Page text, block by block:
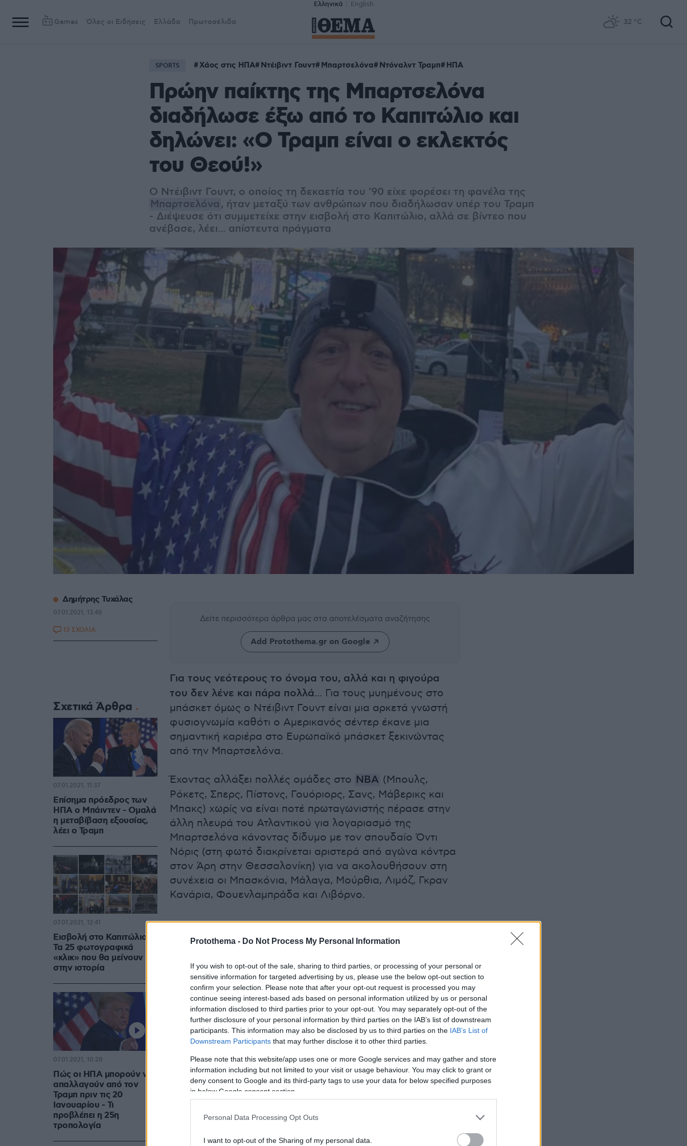
Protothema - Do Not Process My Personal Information
If you wish to opt-out of the sale, sharing to third parties, or processing of your personal or
sensitive information for targeted advertising by us, please use the below opt-out section to
confirm your selection. Please note that after your opt-out request is processed you may
continue seeing interest-based ads based on personal information utilized by us or personal
information disclosed to third parties prior to your opt-out. You may separately opt-out of the
further disclosure of your personal information by third parties on the IAB’s list of downstream
participants. This information may also be disclosed by us to third parties on the IAB’s List of
Downstream Participants that may further disclose it to other third parties.
Please note that this website/app uses one or more Google services and may gather and store
information including but not limited to your visit or usage behaviour. You may click to grant or
deny consent to Google and its third-party tags to use your data for below specified purposes
in below Google consent section.
Personal Data Processing Opt Outs
I want to opt-out of the Sharing of my personal data.
Ελληνικά English
Games Όλες οι Ειδήσεις Ελλάδα Πρωτοσέλιδα 32 °C
SPORTS Χάος στις ΗΠΑ Ντέιβιντ Γουντ Μπαρτσελόνα Ντόναλντ Τραμπ ΗΠΑ
Πρώην παίκτης της Μπαρτσελόνα
διαδήλωσε έξω από το Καπιτώλιο και
δηλώνει: «Ο Τραμπ είναι ο εκλεκτός
του Θεού!»
Ο Ντέιβιντ Γουντ, ο οποίος τη δεκαετία του '90 είχε φορέσει τη φανέλα της
Μπαρτσελόνα , ήταν μεταξύ των ανθρώπων που διαδήλωσαν υπέρ του Τραμπ
- Διέψευσε ότι συμμετείχε στην εισβολή στο Καπιτώλιο, αλλά σε βίντεο που
ανέβασε, λέει... απίστευτα πράγματα
Δείτε περισσότερα άρθρα μας στα αποτελέσματα αναζήτησης
Add Protothema.gr on Google
Για τους νεότερους το όνομα του, αλλά και η φιγούρα
του δεν λένε και πάρα πολλά... Για τους μυημένους στο
μπάσκετ όμως ο Ντέιβιντ Γουντ είναι μια αρκετά γνωστή
φυσιογνωμία καθότι ο Αμερικανός σέντερ έκανε μια
σημαντική καριέρα στο Ευρωπαϊκό μπάσκετ ξεκινώντας
από την Μπαρτσελόνα.
Έχοντας αλλάξει πολλές ομάδες στο NBA (Μπουλς,
Ρόκετς, Σπερς, Πίστονς, Γουόριορς, Σανς, Μάβερικς και
Μπακς) χωρίς να είναι ποτέ πρωταγωνιστής πέρασε στην
άλλη πλευρά του Ατλαντικού για λογαριασμό της
Μπαρτσελόνα κάνοντας δίδυμο με τον σπουδαίο Όντι
Νόρις (στη φωτό διακρίνεται αριστερά από αγώνα κόντρα
στον Άρη στην Θεσσαλονίκη) για να ακολουθήσουν στη
συνέχεια οι Μπασκόνια, Μάλαγα, Μούρθια, Λιμόζ, Γκραν
Κανάρια, Φουενλαμπράδα και Λιβόρνο.
Δημήτρης Τυχάλας
07.01.2021, 13:48
13 ΣΧΟΛΙΑ
Σχετικά Άρθρα
Επίσημα πρόεδρος των
ΗΠΑ ο Μπάιντεν - Ομαλά
η μεταβίβαση εξουσίας,
λέει ο Τραμπ
07.01.2021, 11:37
Εισβολή στο Καπιτώλιο:
Τα 25 φωτογραφικά
«κλικ» που θα μείνουν
στην ιστορία
07.01.2021, 12:41
Πώς οι ΗΠΑ μπορούν να
απαλλαγούν από τον
Τραμπ πριν τις 20
Ιανουαρίου - Τι
προβλέπει η 25η
τροπολογία
07.01.2021, 10:28